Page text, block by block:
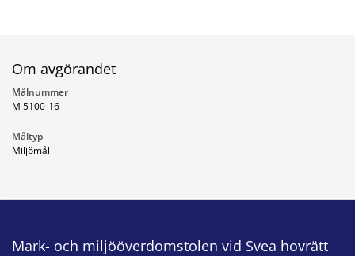
Om avgörandet
Målnummer
M 5100-16
Måltyp
Miljömål
Mark- och miljööverdomstolen vid Svea hovrätt